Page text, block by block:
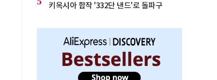
키옥시아 합작 '332단 낸드'로 돌파구